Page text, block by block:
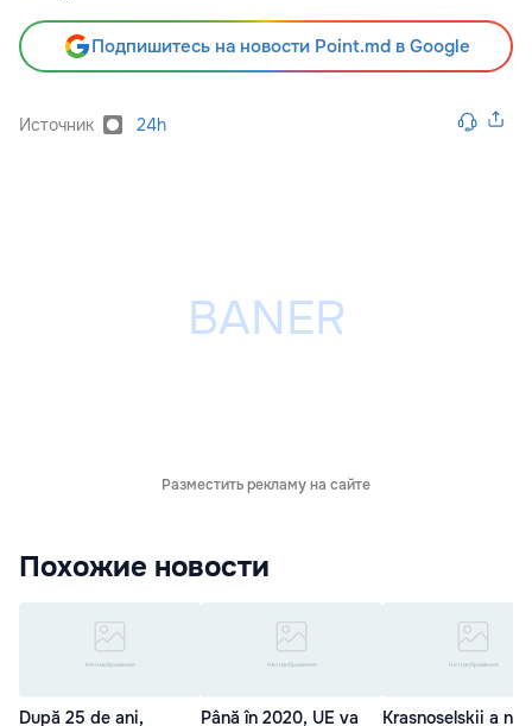
Подпишитесь на новости Point.md в Google
Источник 24h
Разместить рекламу на сайте
Похожие новости
După 25 de ani, Până în 2020, UE va Krasnoselskii a